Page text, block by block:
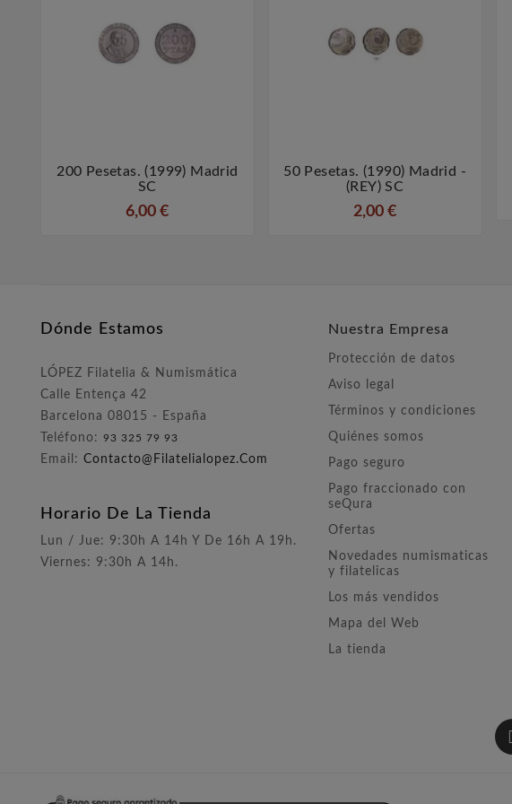
200 Pesetas. (1999) Madrid
SC
6,00 €
 
50 Pesetas. (1990) Madrid -
(REY) SC
2,00 €
Dónde Estamos
LÓPEZ Filatelia & Numismática
Calle Entença 42
Barcelona 08015 - España
Teléfono: 93 325 79 93
Email: Contacto@filatelialopez.com
Horario De La Tienda
Lun / Jue: 9:30h A 14h Y De 16h A 19h.
Viernes: 9:30h A 14h.
Nuestra Empresa
Protección de datos
Aviso legal
Términos y condiciones
Quiénes somos
Pago seguro
Pago fraccionado con
seQura
Ofertas
Novedades numismaticas
y filatelicas
Los más vendidos
Mapa del Web
La tienda